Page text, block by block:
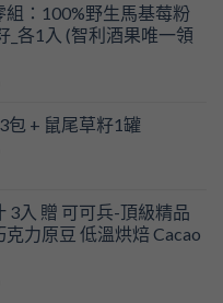
組：100%野生馬基莓粉
_各1入 (智利酒果唯一領
包 + 鼠尾草籽1罐
3入 贈 可可兵-頂級精品
力原豆 低溫烘焙 Cacao